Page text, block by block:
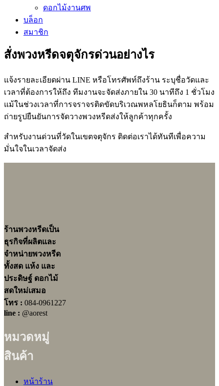
ดอกไม้งานศพ
บล็อก
สมาชิก
พวงหรีดกระดาษสาที่มีรายละเอียดประณีต ราคาพวงหรีด
ดอกไม้สดเริ่มต้นที่ 1,300 บาท เลือกขนาดและโทนสีได้ตาม
ความเหมาะสมกับพิธี
สั่งพวงหรีดจตุจักรด่วนอย่างไร
แจ้งรายละเอียดผ่าน LINE หรือโทรศัพท์ถึงร้าน ระบุชื่อวัดและ
เวลาที่ต้องการให้ถึง ทีมงานจะจัดส่งภายใน 30 นาทีถึง 1 ชั่วโมง
แม้ในช่วงเวลาที่การจราจรติดขัดบริเวณพหลโยธินก็ตาม พร้อม
ถ่ายรูปยืนยันการจัดวางพวงหรีดส่งให้ลูกค้าทุกครั้ง
สำหรับงานด่วนที่วัดในเขตจตุจักร ติดต่อเราได้ทันทีเพื่อความ
มั่นใจในเวลาจัดส่ง
ร้านพวงหรีดเป็น
ธุรกิจที่ผลิตและ
จำหน่ายพวงหรีด
ทั้งสด แห้ง และ
ประดิษฐ์ ดอกไม้
สดใหม่เสมอ
โทร : 084-0961227
line : @aorest
หมวดหมู่
สินค้า
หน้าร้าน